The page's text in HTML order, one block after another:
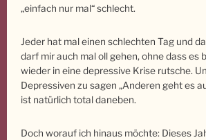
„einfach nur mal“ schlecht.
Jeder hat mal einen schlechten Tag und
darf mir auch mal oll gehen, ohne dass es
wieder in eine depressive Krise rutsche.
Depressiven zu sagen „Anderen geht es
ist natürlich total daneben.
Doch worauf ich hinaus möchte: Dieses